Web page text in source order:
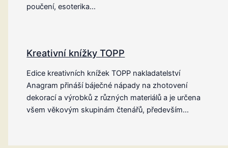
poučení, esoterika…
Kreativní knížky TOPP
Edice kreativních knížek TOPP nakladatelství
Anagram přináší báječné nápady na zhotovení
dekorací a výrobků z různých materiálů a je určena
všem věkovým skupinám čtenářů, především…